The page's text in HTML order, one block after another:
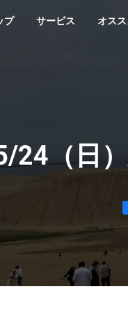
プ サービス オス
24（日